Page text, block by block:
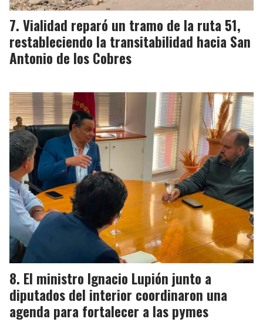
Vialidad reparó un tramo de la ruta 51,
restableciendo la transitabilidad hacia San
Antonio de los Cobres
El ministro Ignacio Lupión junto a
diputados del interior coordinaron una
agenda para fortalecer a las pymes